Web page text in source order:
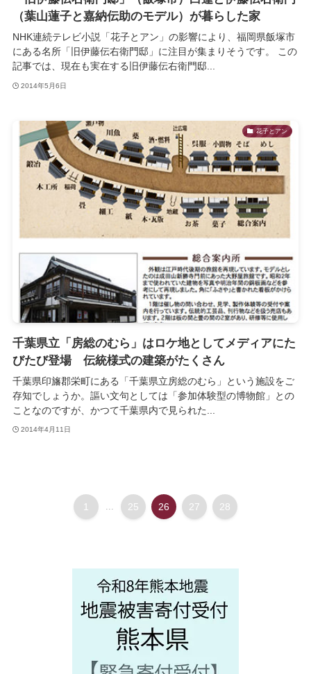
（葉山蓮子と嘉納伝助のモデル）が暮らした家
NHK連続テレビ小説「花子とアン」の影響により、福岡県飯塚市
にある名所「旧伊藤伝右衛門邸」に注目が集まりそうです。 この
記事では、現在も実在する旧伊藤伝右衛門邸...
2014年5月6日
花子とアン
千葉県立「房総のむら」はロケ地としてメディアにた
びたび登場 伝統様式の建築がたくさん
千葉県印旛郡栄町にある「千葉県立房総のむら」という施設をご
存知でしょうか。謳い文句としては「参加体験型の博物館」との
ことなのですが、かつて千葉県内で見られた...
2014年4月11日
1 ... 25 26 27 28